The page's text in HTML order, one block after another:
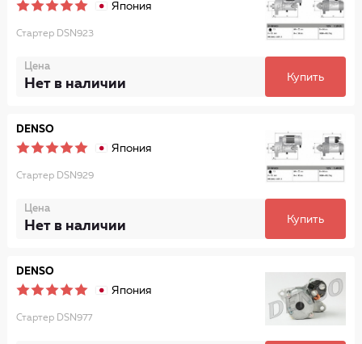
Япония
Стартер DSN923
Цена
Нет в наличии Купить
DENSO
Япония
Стартер DSN929
Цена
Нет в наличии Купить
DENSO
Япония
Стартер DSN977